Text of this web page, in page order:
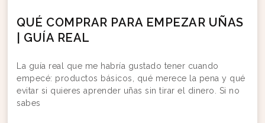
QUÉ COMPRAR PARA EMPEZAR UÑAS
| GUÍA REAL
La guía real que me habría gustado tener cuando
empecé: productos básicos, qué merece la pena y qué
evitar si quieres aprender uñas sin tirar el dinero. Si no
sabes